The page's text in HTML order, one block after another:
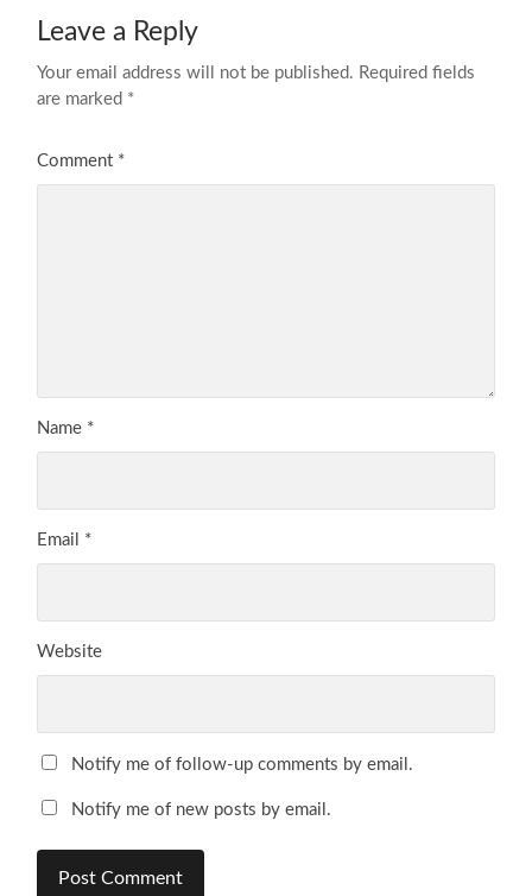
Leave a Reply
Your email address will not be published. Required fields
are marked *
Comment *
Name *
Email *
Website
Notify me of follow-up comments by email.
Notify me of new posts by email.